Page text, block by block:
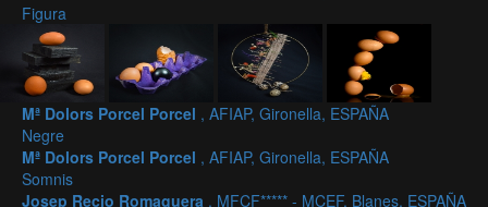
Figura
Mª Dolors Porcel Porcel , AFIAP, Gironella, ESPAÑA
Negre
Mª Dolors Porcel Porcel , AFIAP, Gironella, ESPAÑA
Somnis
Josep Recio Romaguera , MFCF***** - MCEF, Blanes, ESPAÑA